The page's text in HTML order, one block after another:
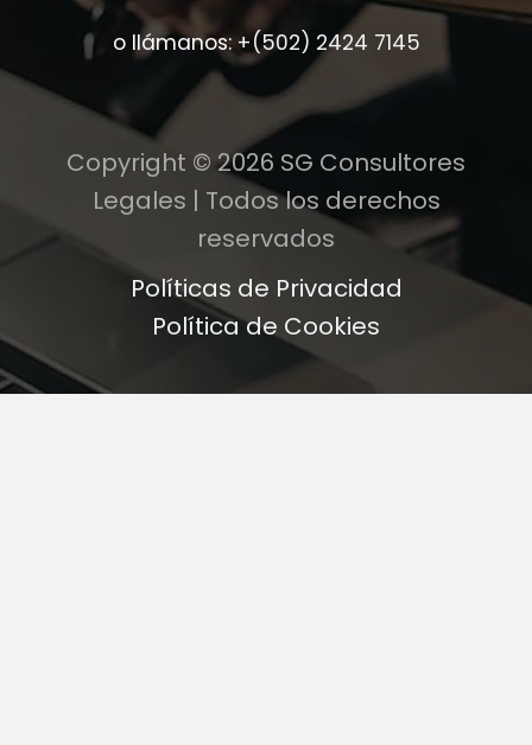
o llámanos: +(502) 2424 7145
Copyright © 2026 SG Consultores
Legales | Todos los derechos
reservados
Políticas de Privacidad
Política de Cookies